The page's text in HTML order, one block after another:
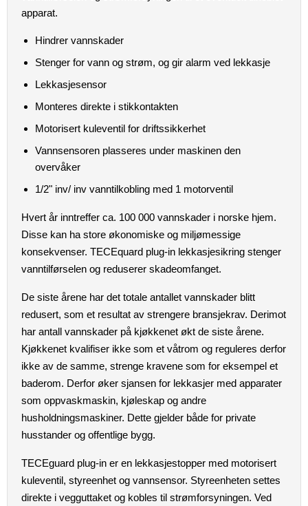
apparat.
Hindrer vannskader
Stenger for vann og strøm, og gir alarm ved lekkasje
Lekkasjesensor
Monteres direkte i stikkontakten
Motorisert kuleventil for driftssikkerhet
Vannsensoren plasseres under maskinen den
overvåker
1/2" inv/ inv vanntilkobling med 1 motorventil
Hvert år inntreffer ca. 100 000 vannskader i norske hjem.
Disse kan ha store økonomiske og miljømessige
konsekvenser. TECEquard plug-in lekkasjesikring stenger
vanntilførselen og reduserer skadeomfanget.
De siste årene har det totale antallet vannskader blitt
redusert, som et resultat av strengere bransjekrav. Derimot
har antall vannskader på kjøkkenet økt de siste årene.
Kjøkkenet kvalifiser ikke som et våtrom og reguleres derfor
ikke av de samme, strenge kravene som for eksempel et
baderom. Derfor øker sjansen for lekkasjer med apparater
som oppvaskmaskin, kjøleskap og andre
husholdningsmaskiner. Dette gjelder både for private
husstander og offentlige bygg.
TECEguard plug-in er en lekkasjestopper med motorisert
kuleventil, styreenhet og vannsensor. Styreenheten settes
direkte i vegguttaket og kobles til strømforsyningen. Ved